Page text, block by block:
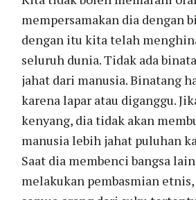
mempersamakan dia dengan
dengan itu kita telah
seluruh dunia. Tidak ada
jahat dari manusia. Binatang
karena lapar atau diganggu.
kenyang, dia tidak akan
manusia lebih jahat puluhan
Saat dia membenci bangsa
melakukan pembasmian